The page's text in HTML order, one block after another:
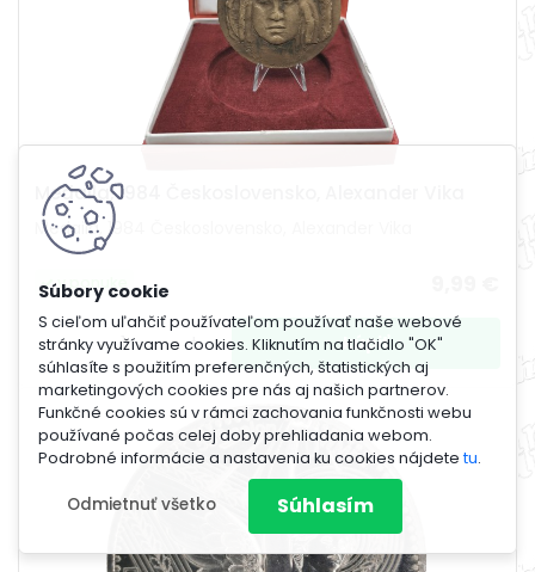
S cieľom uľahčiť používateľom používať naše webové
stránky využívame cookies. Kliknutím na tlačidlo "OK"
súhlasíte s použitím preferenčných, štatistických aj
marketingových cookies pre nás aj našich partnerov.
Funkčné cookies sú v rámci zachovania funkčnosti webu
používané počas celej doby prehliadania webom.
Podrobné informácie a nastavenia ku cookies nájdete tu.
Odmietnuť všetko Súhlasím
Medaila, 1984 Československo, Alexander Vika
Medaila, 1984 Československo, Alexander Vika
v ponuke
- +